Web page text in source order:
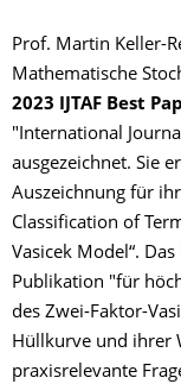
Prof. Martin Keller-
Mathematische
2023 IJTAF Best
"International
ausgezeichnet. Sie
Auszeichnung für
Classification of
Vasicek Model“.
Publikation "für
des Zwei-Faktor-
Hüllkurve und ihrer
praxisrelevante